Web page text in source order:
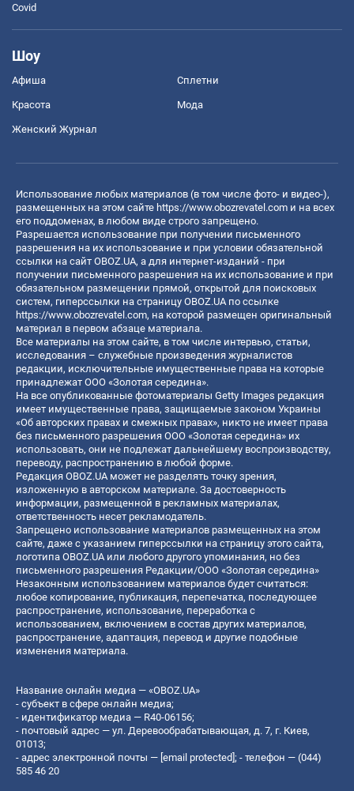
Covid
Шоу
Афиша Сплетни
Красота Мода
Женский Журнал
Использование любых материалов (в том числе фото- и видео-),
размещенных на этом сайте https://www.obozrevatel.com и на всех
его поддоменах, в любом виде строго запрещено.
Разрешается использование при получении письменного
разрешения на их использование и при условии обязательной
ссылки на сайт OBOZ.UA, а для интернет-изданий - при
получении письменного разрешения на их использование и при
обязательном размещении прямой, открытой для поисковых
систем, гиперссылки на страницу OBOZ.UA по ссылке
https://www.obozrevatel.com, на которой размещен оригинальный
материал в первом абзаце материала.
Все материалы на этом сайте, в том числе интервью, статьи,
исследования – служебные произведения журналистов
редакции, исключительные имущественные права на которые
принадлежат ООО «Золотая середина».
На все опубликованные фотоматериалы Getty Images редакция
имеет имущественные права, защищаемые законом Украины
«Об авторских правах и смежных правах», никто не имеет права
без письменного разрешения ООО «Золотая середина» их
использовать, они не подлежат дальнейшему воспроизводству,
переводу, распространению в любой форме.
Редакция OBOZ.UA может не разделять точку зрения,
изложенную в авторском материале. За достоверность
информации, размещенной в рекламных материалах,
ответственность несет рекламодатель.
Запрещено использование материалов размещенных на этом
сайте, даже с указанием гиперссылки на страницу этого сайта,
логотипа OBOZ.UA или любого другого упоминания, но без
письменного разрешения Редакции/ООО «Золотая середина»
Незаконным использованием материалов будет считаться:
любое копирование, публикация, перепечатка, последующее
распространение, использование, переработка с
использованием, включением в состав других материалов,
распространение, адаптация, перевод и другие подобные
изменения материала.
Название онлайн медиа — «OBOZ.UA»
- субъект в сфере онлайн медиа;
- идентификатор медиа — R40-06156;
- почтовый адрес — ул. Деревообрабатывающая, д. 7, г. Киев,
01013;
- адрес электронной почты — [email protected]; - телефон — (044)
585 46 20